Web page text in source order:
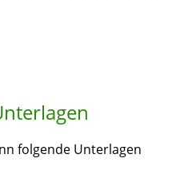
folgende Unterlagen